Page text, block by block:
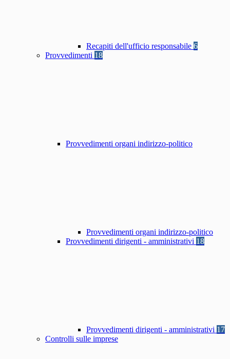
Recapiti dell'ufficio responsabile 6
Provvedimenti 18
Provvedimenti organi indirizzo-politico
Provvedimenti organi indirizzo-politico
Provvedimenti dirigenti - amministrativi 18
Provvedimenti dirigenti - amministrativi 17
Controlli sulle imprese